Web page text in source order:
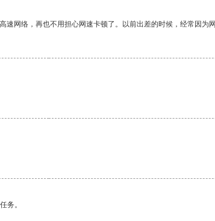
网络，再也不用担心网速卡顿了。以前出差的时候，经常因为
务。